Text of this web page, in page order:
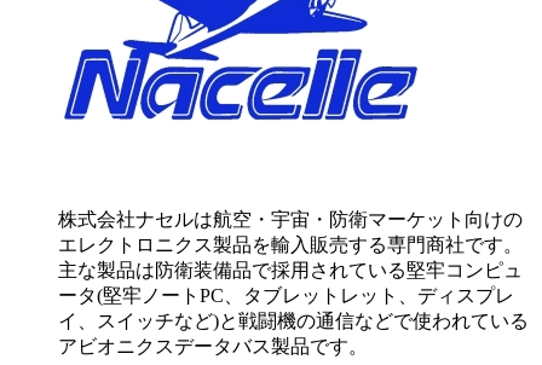
株式会社ナセルは航空・宇宙・防衛マーケット向けの
エレクトロニクス製品を輸入販売する専門商社です。
主な製品は防衛装備品で採用されている堅牢コンピュ
ータ(堅牢ノートPC、タブレットレット、ディスプレ
イ、スイッチなど)と戦闘機の通信などで使われている
アビオニクスデータバス製品です。